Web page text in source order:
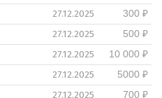
27.12.2025
300 ₽
27.12.2025
500 ₽
27.12.2025
10 000 ₽
27.12.2025
5000 ₽
27.12.2025
700 ₽